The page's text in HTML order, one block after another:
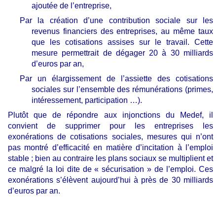
ajoutée de l’entreprise,
Par la création d’une contribution sociale sur les
revenus financiers des entreprises, au même taux
que les cotisations assises sur le travail. Cette
mesure permettrait de dégager 20 à 30 milliards
d’euros par an,
Par un élargissement de l’assiette des cotisations
sociales sur l’ensemble des rémunérations (primes,
intéressement, participation …).
Plutôt que de répondre aux injonctions du Medef, il
convient de supprimer pour les entreprises les
exonérations de cotisations sociales, mesures qui n’ont
pas montré d’efficacité en matière d’incitation à l’emploi
stable ; bien au contraire les plans sociaux se multiplient et
ce malgré la loi dite de « sécurisation » de l’emploi. Ces
exonérations s’élèvent aujourd’hui à près de 30 milliards
d’euros par an.